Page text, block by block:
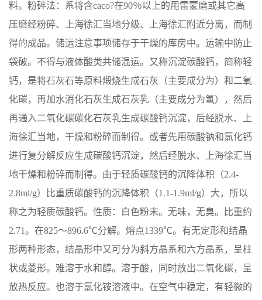
料。粉碎法：系将含caco?在90％以上的用雷蒙磨或其它高
压磨经粉碎、上海徐汇当地分级、上海徐汇附近分离，而制
得的成品。储运注意事项储存于干燥的库房中。运输中防止
袋破。不得与液体酸类共储混运。又称沉淀碳酸钙，简称轻
钙，是将石灰石等原料煅烧生成石灰（主要成分为）和二氧
化碳，再加水消化石灰生成石灰乳（主要成分为氢），然后
再通入二氧化碳碳化石灰乳生成碳酸钙沉淀，后经脱水、上
海徐汇当地，干燥和粉碎而制得。或者先用碳酸钠和氯化钙
进行复分解反应生成碳酸钙沉淀，然后经脱水、上海徐汇当
地干燥和粉碎而制得。由于轻质碳酸钙的沉降体积（2.4-
2.8ml/g）比重质碳酸钙的沉降体积（1.1-1.9ml/g）大，所以
称之为轻质碳酸钙。性质：白色粉末。无味，无臭。比重约
2.71。在825～896.6℃分解。熔点1339℃。有无定形和结晶
形两种形态，结晶形中又可分为斜方晶系和六方晶系，呈柱
状或菱形。难溶于水和醇。溶于酸，同时放出二氧化碳，呈
放热反应。也溶于氯化铵溶液中。在空气中稳定，有轻微的